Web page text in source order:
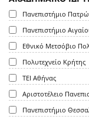
Πανεπιστήμιο
Πανεπιστήμιο
Εθνικό Μετσόβιο
Πολυτεχνείο Κρήτης
ΤΕΙ Αθήνας
Αριστοτέλειο
Πανεπιστήμιο